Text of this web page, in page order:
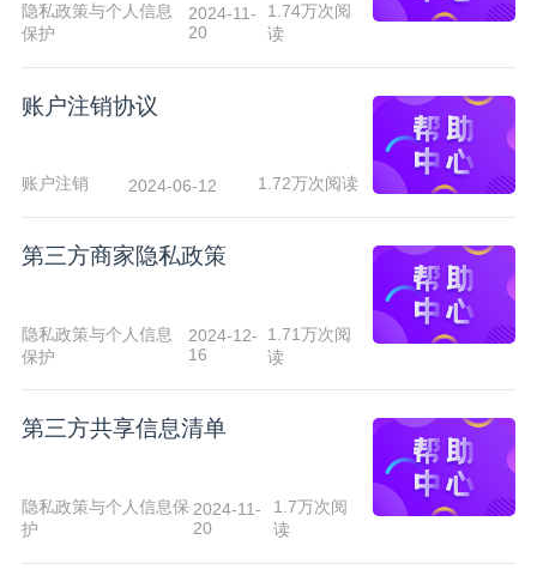
隐私政策与个人信息
保护
2024-11-
20
1.74万次阅
读
账户注销协议
账户注销 2024-06-12 1.72万次阅读
第三方商家隐私政策
隐私政策与个人信息
保护
2024-12-
16
1.71万次阅
读
第三方共享信息清单
隐私政策与个人信息保
护
2024-11-
20
1.7万次阅
读